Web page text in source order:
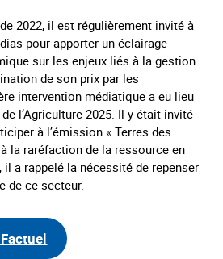
2022, il est régulièrement invité à
pour apporter un éclairage
sur les enjeux liés à la gestion
de son prix par les
intervention médiatique a eu lieu
l’Agriculture 2025. Il y était invité
à l’émission « Terres des
la raréfaction de la ressource en
a rappelé la nécessité de repenser
de ce secteur.